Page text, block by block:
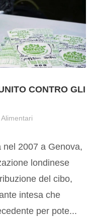
CONTRO GLI
Alimentari
2007 a Genova,
londinese
del cibo,
intesa che
per pote...